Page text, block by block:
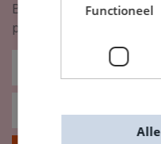
Blijf op de hoogte van
promoties en meer!
Functioneel